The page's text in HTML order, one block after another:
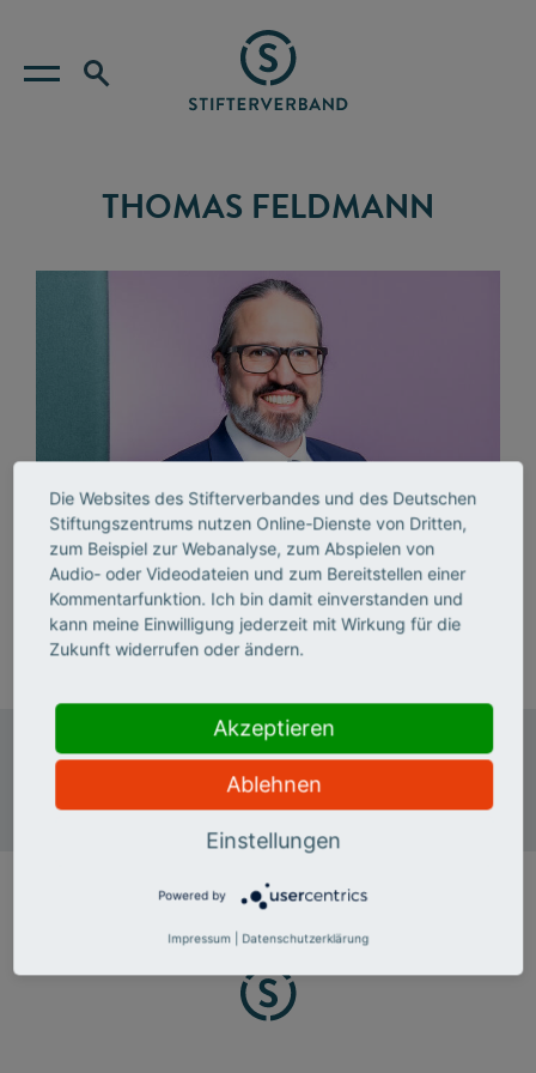
THOMAS FELDMANN
Thomas Feldmann ist Prokurist und kaufmännischer
Leiter der Wissenschaftsstatistik im Stifterverband.
T 0201 8401-208
E-Mail senden
SV Wissenschaftsstatistik gGmbH
Baedekerstraße 1
45128 Essen
Die Websites des Stifterverbandes und des Deutschen
Stiftungszentrums nutzen Online-Dienste von Dritten,
zum Beispiel zur Webanalyse, zum Abspielen von
Audio- oder Videodateien und zum Bereitstellen einer
Kommentarfunktion. Ich bin damit einverstanden und
kann meine Einwilligung jederzeit mit Wirkung für die
Zukunft widerrufen oder ändern.
Akzeptieren
Ablehnen
Einstellungen
Powered by
Impressum Datenschutzerklärung